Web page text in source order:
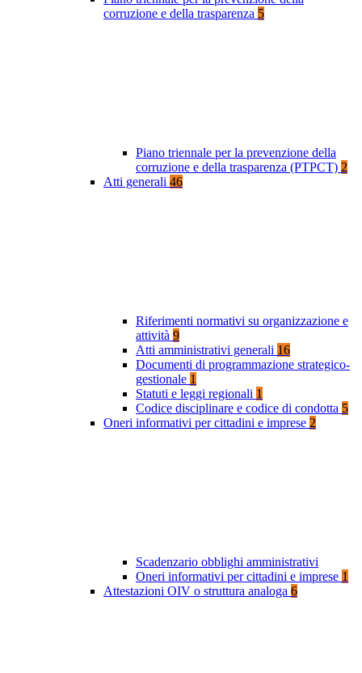
corruzione e della trasparenza 5
Piano triennale per la prevenzione della
corruzione e della trasparenza (PTPCT) 2
Atti generali 46
Riferimenti normativi su organizzazione e
attività 9
Atti amministrativi generali 16
Documenti di programmazione strategico-
gestionale 1
Statuti e leggi regionali 1
Codice disciplinare e codice di condotta 5
Oneri informativi per cittadini e imprese 2
Scadenzario obblighi amministrativi
Oneri informativi per cittadini e imprese 1
Attestazioni OIV o struttura analoga 6